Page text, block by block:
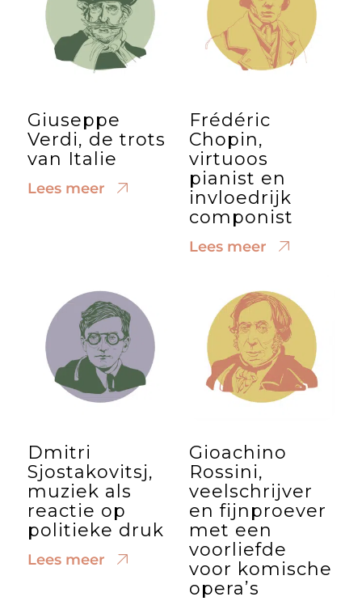
Giuseppe
Verdi, de trots
van Italie
Lees meer
Frédéric
Chopin,
virtuoos
pianist en
invloedrijk
componist
Lees meer
Dmitri
Sjostakovitsj,
muziek als
reactie op
politieke druk
Lees meer
Gioachino
Rossini,
veelschrijver
en fijnproever
met een
voorliefde
voor komische
opera’s